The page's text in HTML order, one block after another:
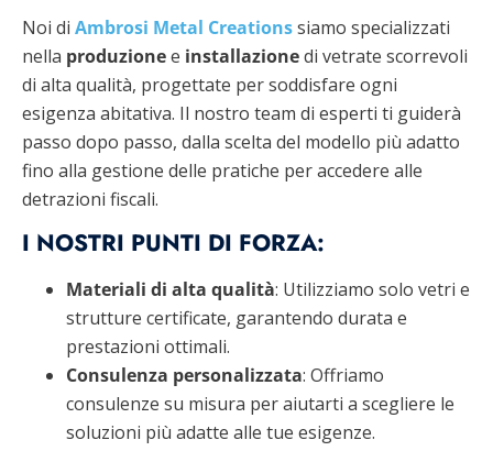
Noi di Ambrosi Metal Creationssiamo specializzati
nella produzionee installazionedi vetrate scorrevoli
di alta qualità, progettate per soddisfare ogni
esigenza abitativa. Il nostro team di esperti ti guiderà
passo dopo passo, dalla scelta del modello più adatto
fino alla gestione delle pratiche per accedere alle
detrazioni fiscali.
I NOSTRI PUNTI DI FORZA:
Materiali di alta qualità: Utilizziamo solo vetri e
strutture certificate, garantendo durata e
prestazioni ottimali.
Consulenza personalizzata: Offriamo
consulenze su misura per aiutarti a scegliere le
soluzioni più adatte alle tue esigenze.